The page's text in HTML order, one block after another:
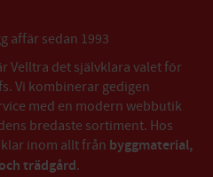
affär sedan 1993
Velltra det självklara valet för
Vi kombinerar gedigen
med en modern webbutik
bredaste sortiment. Hos
inom allt från byggmaterial,
trädgård.